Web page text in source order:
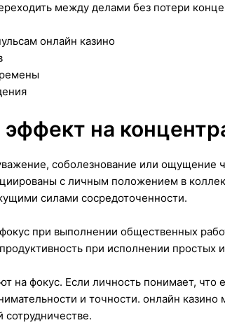
между делами без потери
онлайн казино
на
соболезнование или ощущение
с личным положением в
силами сосредоточенности.
при выполнении общественных
при исполнении простых
на фокус. Если личность понимает, что
и точности. онлайн